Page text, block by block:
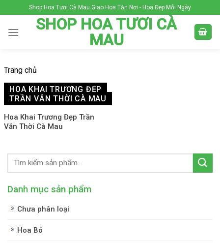
to
content
Shop Hoa Tươi Cà Mau Giao Hoa Tận Nơi - Hoa Đẹp Mỗi Ngày
SHOP HOA TƯƠI CÀ
MAU
Trang chủ
HOA KHAI TRƯƠNG ĐẸP
TRẦN VĂN THỜI CÀ MAU
Hoa Khai Trương Đẹp Trần
Văn Thời Cà Mau
Danh mục sản phẩm
Chưa phân loại
Hoa Bó